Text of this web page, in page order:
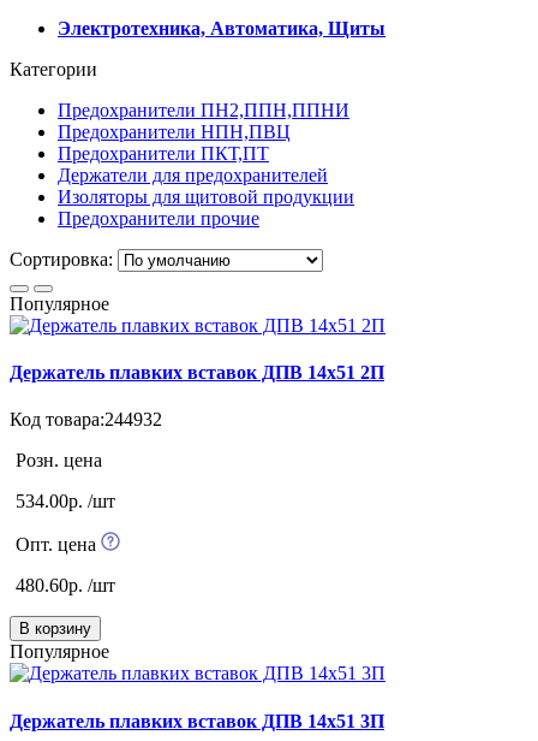
Электротехника, Автоматика, Щиты
Категории
Предохранители ПН2,ППН,ППНИ
Предохранители НПН,ПВЦ
Предохранители ПКТ,ПТ
Держатели для предохранителей
Изоляторы для щитовой продукции
Предохранители прочие
Сортировка:
Популярное
Держатель плавких вставок ДПВ 14х51 2П
Код товара:244932
Розн. цена
534.00р. /шт
Опт. цена
480.60р. /шт
В корзину
Популярное
Держатель плавких вставок ДПВ 14х51 3П